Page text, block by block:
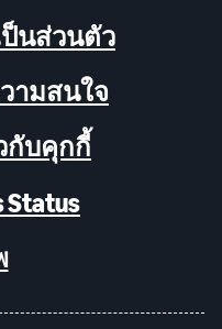
นส่วนตัว
ามสนใจ
กับคุกกี้
Status